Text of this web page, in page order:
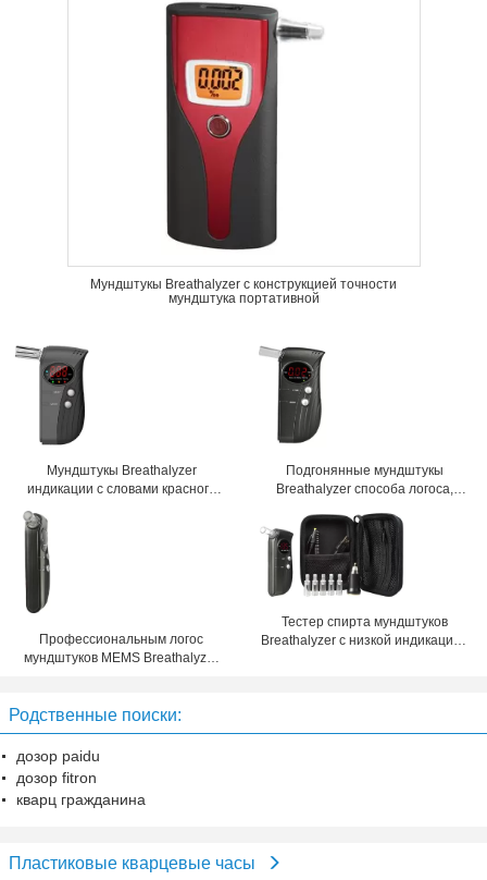
Мундштукы Breathalyzer с конструкцией точности
мундштука портативной
Мундштукы Breathalyzer
индикации с словами красного
Подгонянные мундштукы
Breathalyzer способа логоса,
Профессиональным логос
мундштуков MEMS Breathalyzer
Тестер спирта мундштуков
Breathalyzer с низкой индикацией
Родственные поиски:
дозор paidu
дозор fitron
кварц гражданина
Пластиковые кварцевые часы